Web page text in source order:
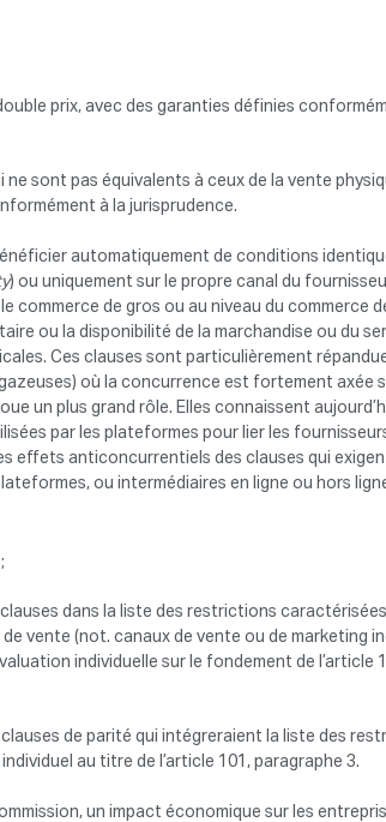
prix, avec des garanties définies
sont pas équivalents à ceux de la vente
à la jurisprudence.
automatiquement de conditions
) ou uniquement sur le propre canal du
commerce de gros ou au niveau du commerce
ou la disponibilité de la marchandise ou du
Ces clauses sont particulièrement
où la concurrence est fortement axée
un plus grand rôle. Elles connaissent
par les plateformes pour lier les
effets anticoncurrentiels des clauses qui
ou intermédiaires en ligne ou hors
dans la liste des restrictions
vente (not. canaux de vente ou de marketing
individuelle sur le fondement de l’article
de parité qui intégreraient la liste des
au titre de l’article 101, paragraphe 3.
un impact économique sur les